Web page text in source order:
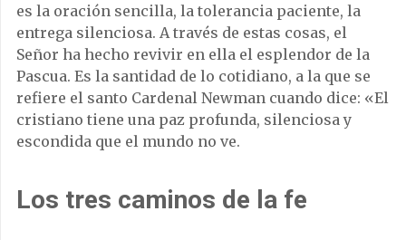
es la oración sencilla, la tolerancia paciente, la
entrega silenciosa. A través de estas cosas, el
Señor ha hecho revivir en ella el esplendor de la
Pascua. Es la santidad de lo cotidiano, a la que se
refiere el santo Cardenal Newman cuando dice: «El
cristiano tiene una paz profunda, silenciosa y
escondida que el mundo no ve.
Los tres caminos de la fe